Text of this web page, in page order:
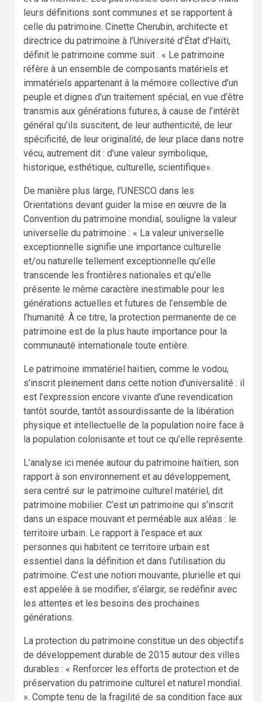
leurs définitions sont communes et se rapportent à
celle du patrimoine. Cinette Cherubin, architecte et
directrice du patrimoine à l’Université d’État d’Haïti,
définit le patrimoine comme suit : « Le patrimoine
réfère à un ensemble de composants matériels et
immatériels appartenant à la mémoire collective d’un
peuple et dignes d’un traitement spécial, en vue d’être
transmis aux générations futures, à cause de l’intérêt
général qu’ils suscitent, de leur authenticité, de leur
spécificité, de leur originalité, de leur place dans notre
vécu, autrement dit : d’une valeur symbolique,
historique, esthétique, culturelle, scientifique».
De manière plus large, l’UNESCO dans les
Orientations devant guider la mise en œuvre de la
Convention du patrimoine mondial, souligne la valeur
universelle du patrimoine : « La valeur universelle
exceptionnelle signifie une importance culturelle
et/ou naturelle tellement exceptionnelle qu’elle
transcende les frontières nationales et qu’elle
présente le même caractère inestimable pour les
générations actuelles et futures de l’ensemble de
l’humanité. À ce titre, la protection permanente de ce
patrimoine est de la plus haute importance pour la
communauté internationale toute entière.
Le patrimoine immatériel haïtien, comme le vodou,
s’inscrit pleinement dans cette notion d’universalité : il
est l’expression encore vivante d’une revendication
tantôt sourde, tantôt assourdissante de la libération
physique et intellectuelle de la population noire face à
la population colonisante et tout ce qu’elle représente.
L’analyse ici menée autour du patrimoine haïtien, son
rapport à son environnement et au développement,
sera centré sur le patrimoine culturel matériel, dit
patrimoine mobilier. C’est un patrimoine qui s’inscrit
dans un espace mouvant et perméable aux aléas : le
territoire urbain. Le rapport à l’espace et aux
personnes qui habitent ce territoire urbain est
essentiel dans la définition et dans l’utilisation du
patrimoine. C’est une notion mouvante, plurielle et qui
est appelée à se modifier, s’élargir, se redéfinir avec
les attentes et les besoins des prochaines
générations.
La protection du patrimoine constitue un des objectifs
de développement durable de 2015 autour des villes
durables : « Renforcer les efforts de protection et de
préservation du patrimoine culturel et naturel mondial.
». Compte tenu de la fragilité de sa condition face aux